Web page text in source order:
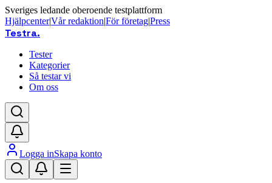
Sveriges ledande oberoende testplattform
Hjälpcenter|Vår redaktion|För företag|Press
Testra.
Tester
Kategorier
Så testar vi
Om oss
Logga inSkapa konto